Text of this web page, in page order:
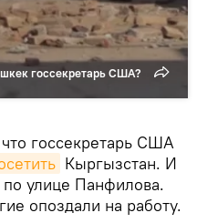
госсекретарь США?
что госсекретарь США
Кыргызстан. И
по улице Панфилова.
опоздали на работу.